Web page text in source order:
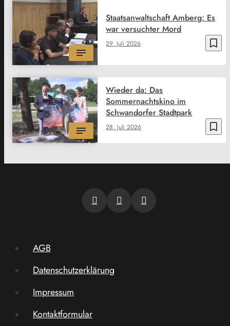
bookmark_border
29. Juli 2026
Staatsanwaltschaft Amberg: Es
war versuchter Mord
bookmark_border
28. Juli 2026
Wieder da: Das
Sommernachtskino im
Schwandorfer Stadtpark
AGB
Datenschutzerklärung
Impressum
Kontaktformular